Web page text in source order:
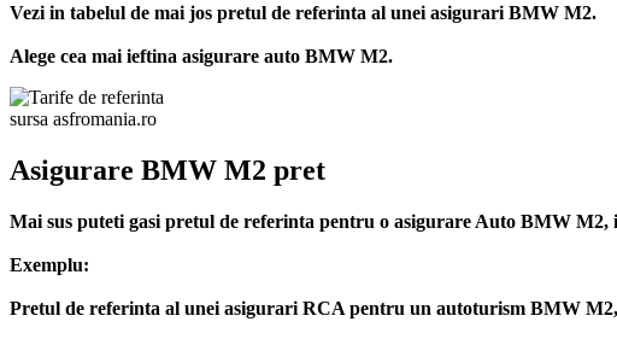
Vezi in tabelul de mai jos pretul de referinta al unei asigurari BMW M2.
Alege cea mai ieftina asigurare auto BMW M2.
sursa asfromania.ro
Asigurare BMW M2 pret
Mai sus puteti gasi pretul de referinta pentru o asigurare Auto BMW
Exemplu:
Pretul de referinta al unei asigurari RCA pentru un autoturism BMW